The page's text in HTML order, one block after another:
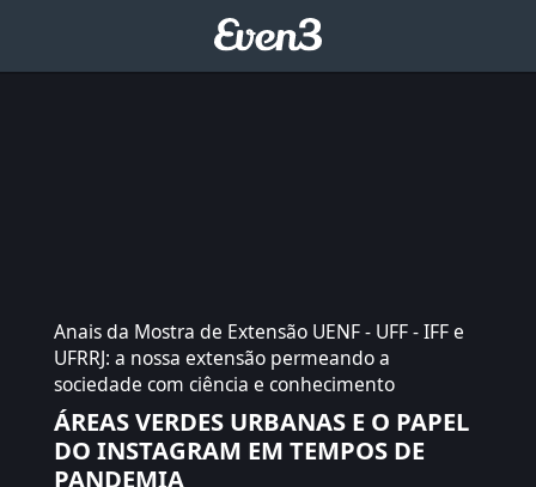
Anais da Mostra de Extensão UENF - UFF - IFF e
UFRRJ: a nossa extensão permeando a
sociedade com ciência e conhecimento
ÁREAS VERDES URBANAS E O PAPEL
DO INSTAGRAM EM TEMPOS DE
PANDEMIA